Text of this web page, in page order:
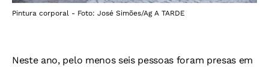
Pintura corporal - Foto: José Simões/Ag A TARDE
Neste ano, pelo menos seis pessoas foram presas em